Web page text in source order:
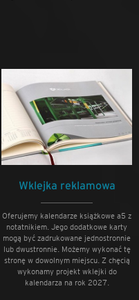
Wklejka reklamowa
Oferujemy kalendarze książkowe a5 z
notatnikiem. Jego dodatkowe karty
mogą być zadrukowane jednostronnie
lub dwustronnie. Możemy wykonać tę
stronę w dowolnym miejscu. Z chęcią
wykonamy projekt wklejki do
kalendarza na rok 2027.